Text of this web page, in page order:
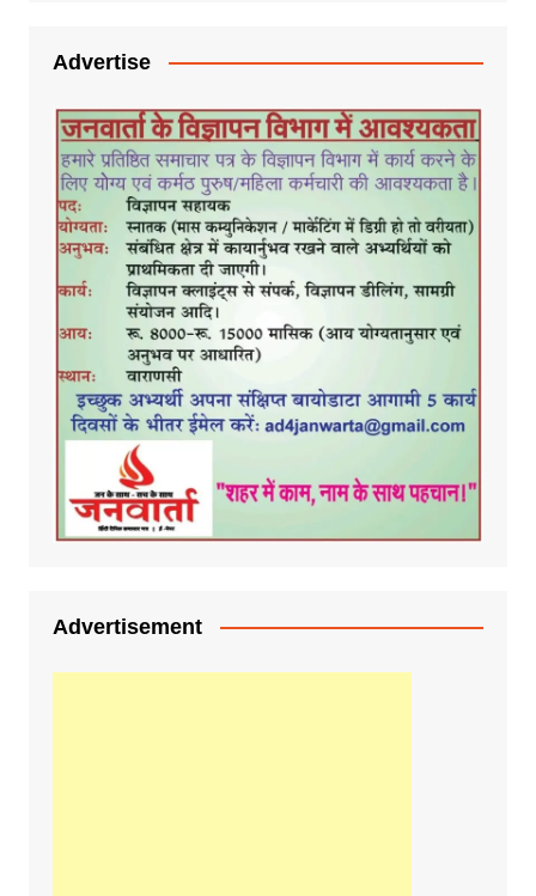
Advertise
Advertisement